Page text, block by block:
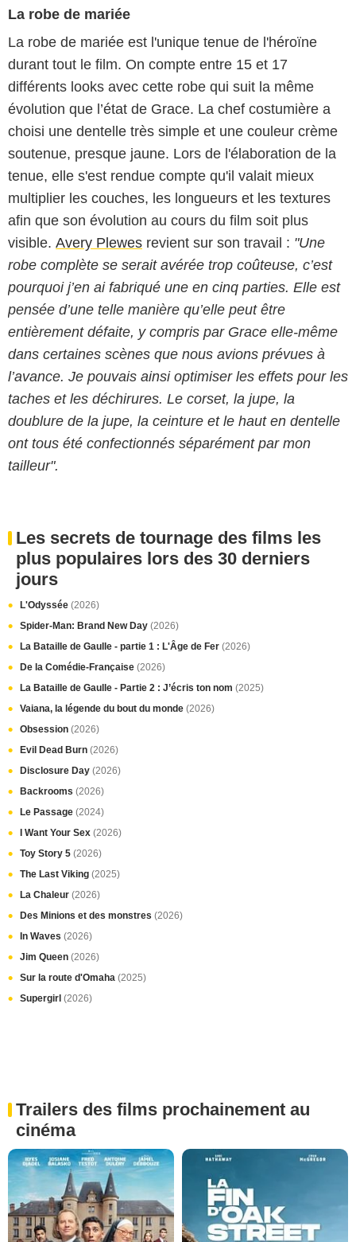
La robe de mariée
La robe de mariée est l'unique tenue de l'héroïne
durant tout le film. On compte entre 15 et 17
différents looks avec cette robe qui suit la même
évolution que l’état de Grace. La chef costumière a
choisi une dentelle très simple et une couleur crème
soutenue, presque jaune. Lors de l'élaboration de la
tenue, elle s'est rendue compte qu'il valait mieux
multiplier les couches, les longueurs et les textures
afin que son évolution au cours du film soit plus
visible. Avery Plewes revient sur son travail : "Une
robe complète se serait avérée trop coûteuse, c’est
pourquoi j’en ai fabriqué une en cinq parties. Elle est
pensée d’une telle manière qu’elle peut être
entièrement défaite, y compris par Grace elle-même
dans certaines scènes que nous avions prévues à
l’avance. Je pouvais ainsi optimiser les effets pour les
taches et les déchirures. Le corset, la jupe, la
doublure de la jupe, la ceinture et le haut en dentelle
ont tous été confectionnés séparément par mon
tailleur".
Les secrets de tournage des films les
plus populaires lors des 30 derniers
jours
L'Odyssée (2026)
Spider-Man: Brand New Day (2026)
La Bataille de Gaulle - partie 1 : L'Âge de Fer (2026)
De la Comédie-Française (2026)
La Bataille de Gaulle - Partie 2 : J’écris ton nom (2025)
Vaiana, la légende du bout du monde (2026)
Obsession (2026)
Evil Dead Burn (2026)
Disclosure Day (2026)
Backrooms (2026)
Le Passage (2024)
I Want Your Sex (2026)
Toy Story 5 (2026)
The Last Viking (2025)
La Chaleur (2026)
Des Minions et des monstres (2026)
In Waves (2026)
Jim Queen (2026)
Sur la route d'Omaha (2025)
Supergirl (2026)
Trailers des films prochainement au
cinéma